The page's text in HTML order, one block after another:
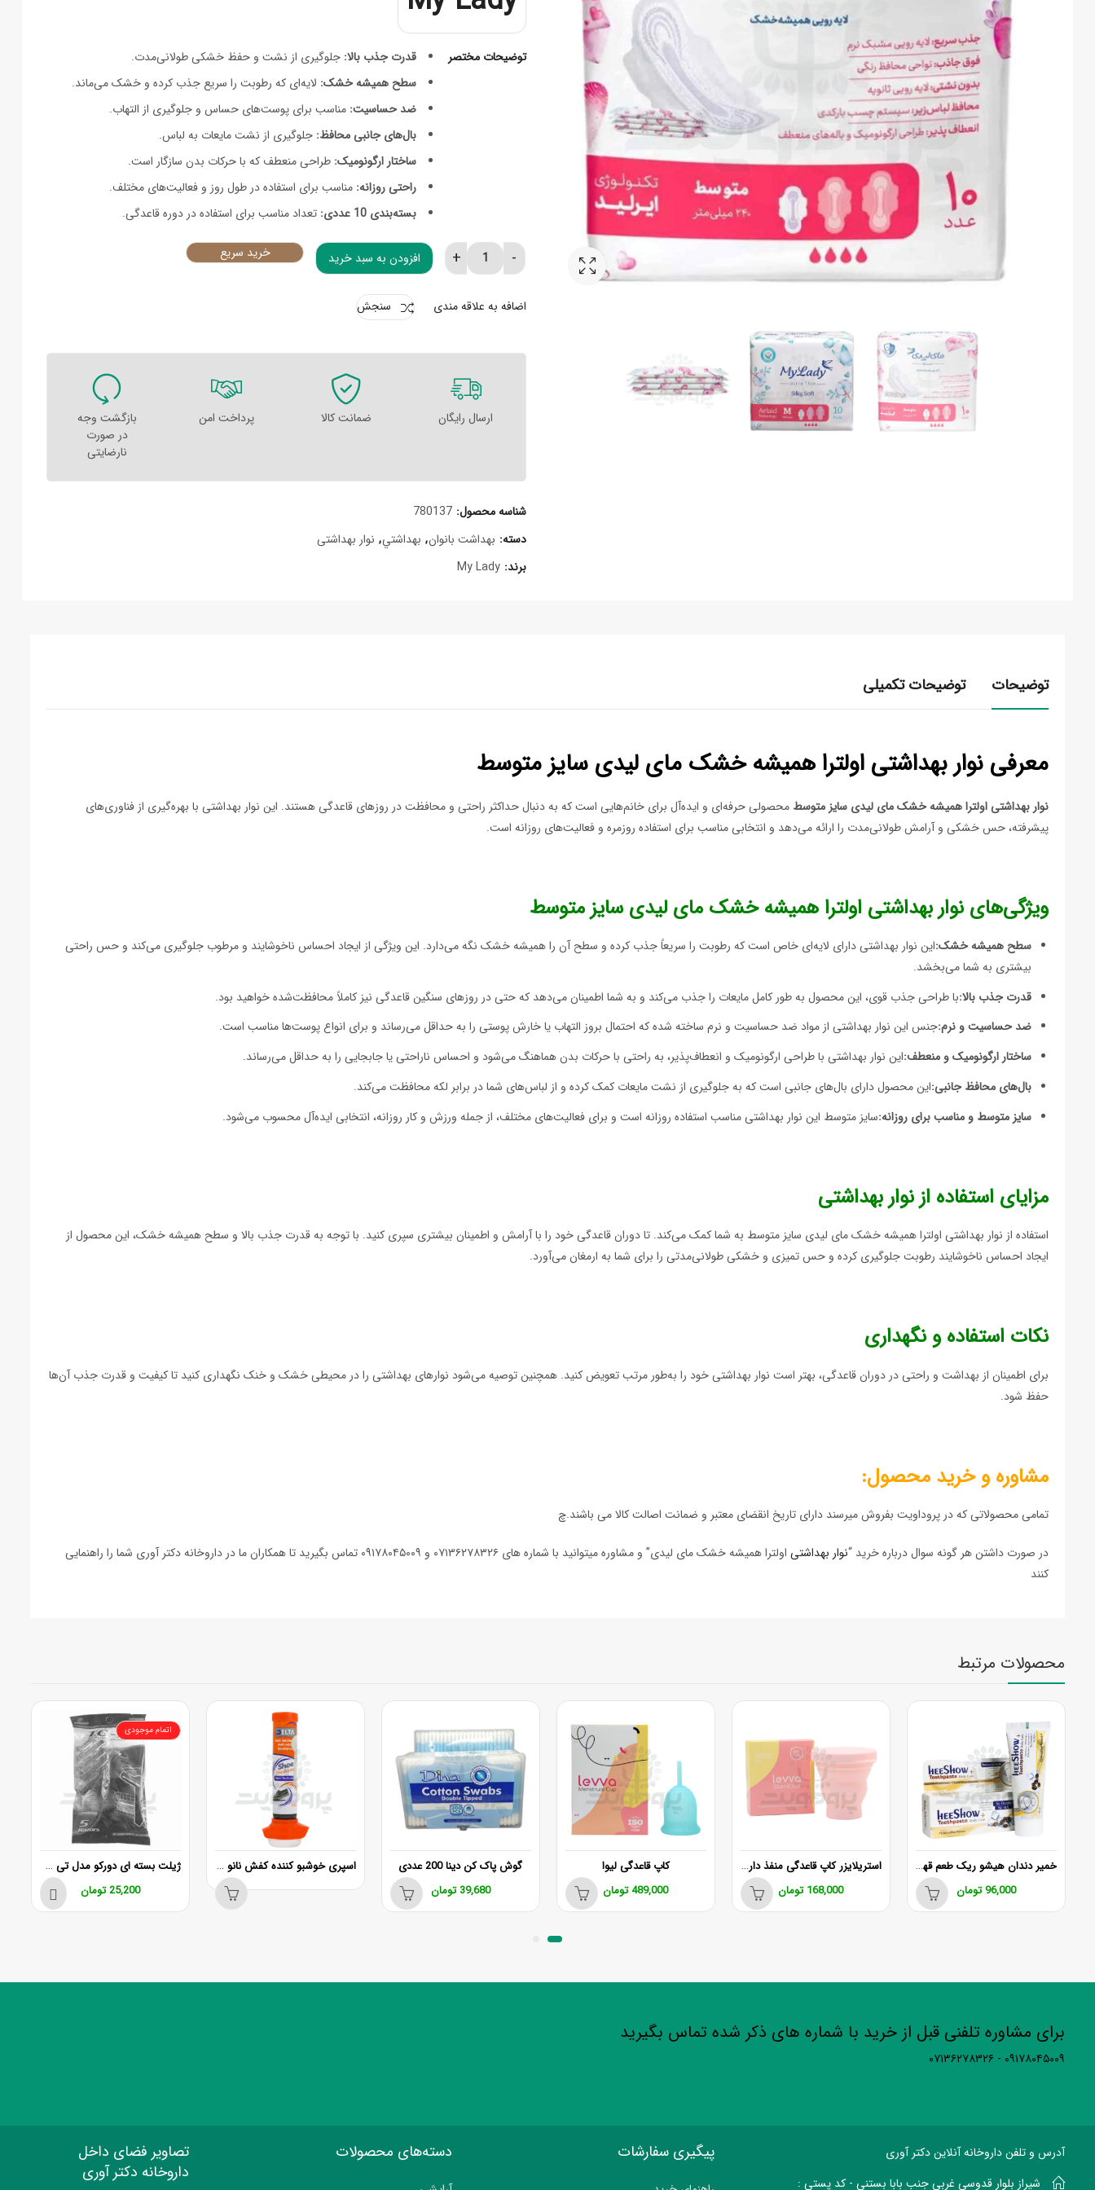
توضیحات مختصر قدرت جذب بالا: جلوگیری از نشت و حفظ خشکی طولانی‌مدت.
سطح همیشه خشک: لایه‌ای که رطوبت را سریع جذب کرده و خشک می‌ماند.
ضد حساسیت: مناسب برای پوست‌های حساس و جلوگیری از التهاب.
بال‌های جانبی محافظ: جلوگیری از نشت مایعات به لباس.
ساختار ارگونومیک: طراحی منعطف که با حرکات بدن سازگار است.
راحتی روزانه: مناسب برای استفاده در طول روز و فعالیت‌های مختلف.
بسته‌بندی 10 عددی:
تعداد مناسب برای استفاده در دوره قاعدگی.
نوار بهداشتی اولترا همیشه خشک مای لیدی سایز متوسط 10 عددی quantity
افزودن به سبد خرید خرید سریع
اضافه به علاقه مندی سنجش
ارسال رایگان ضمانت کالا پرداخت امن
بازگشت وجه
در صورت
نارضایتی
شناسه محصول: 780137
دسته: بهداشت بانوان, بهداشتي, نوار بهداشتی
برند: My Lady
توضیحات توضیحات تکمیلی
معرفی نوار بهداشتی اولترا همیشه خشک مای لیدی سایز متوسط
نوار بهداشتی اولترا همیشه خشک مای لیدی سایز متوسط محصولی حرفه‌ای و ایده‌آل برای خانم‌هایی است که به دنبال حداکثر راحتی و محافظت در روزهای قاعدگی هستند. این نوار بهداشتی با بهره‌گیری از فناوری‌های
پیشرفته، حس خشکی و آرامش طولانی‌مدت را ارائه می‌دهد و انتخابی مناسب برای استفاده روزمره و فعالیت‌های روزانه است.
ویژگی‌های نوار بهداشتی اولترا همیشه خشک مای لیدی سایز متوسط
سطح همیشه خشک:این نوار بهداشتی دارای لایه‌ای خاص است که رطوبت را سریعاً جذب کرده و سطح آن را همیشه خشک نگه می‌دارد. این ویژگی از ایجاد احساس ناخوشایند و مرطوب جلوگیری می‌کند و حس راحتی
بیشتری به شما می‌بخشد.
قدرت جذب بالا:با طراحی جذب قوی، این محصول به طور کامل مایعات را جذب می‌کند و به شما اطمینان می‌دهد که حتی در روزهای سنگین قاعدگی نیز کاملاً محافظت‌شده خواهید بود.
ضد حساسیت و نرم:جنس این نوار بهداشتی از مواد ضد حساسیت و نرم ساخته شده که احتمال بروز التهاب یا خارش پوستی را به حداقل می‌رساند و برای انواع پوست‌ها مناسب است.
ساختار ارگونومیک و منعطف:این نوار بهداشتی با طراحی ارگونومیک و انعطاف‌پذیر، به راحتی با حرکات بدن هماهنگ می‌شود و احساس ناراحتی یا جابجایی را به حداقل می‌رساند.
بال‌های محافظ جانبی:این محصول دارای بال‌های جانبی است که به جلوگیری از نشت مایعات کمک کرده و از لباس‌های شما در برابر لکه محافظت می‌کند.
سایز متوسط و مناسب برای روزانه:سایز متوسط این نوار بهداشتی مناسب استفاده روزانه است و برای فعالیت‌های مختلف، از جمله ورزش و کار روزانه، انتخابی ایده‌آل محسوب می‌شود.
مزایای استفاده از نوار بهداشتی
استفاده از نوار بهداشتی اولترا همیشه خشک مای لیدی سایز متوسط به شما کمک می‌کند. تا دوران قاعدگی خود را با آرامش و اطمینان بیشتری سپری کنید. با توجه به قدرت جذب بالا و سطح همیشه خشک، این محصول از
ایجاد احساس ناخوشایند رطوبت جلوگیری کرده و حس تمیزی و خشکی طولانی‌مدتی را برای شما به ارمغان می‌آورد.
نکات استفاده و نگهداری
برای اطمینان از بهداشت و راحتی در دوران قاعدگی، بهتر است نوار بهداشتی خود را به‌طور مرتب تعویض کنید. همچنین توصیه می‌شود نوارهای بهداشتی را در محیطی خشک و خنک نگهداری کنید تا کیفیت و قدرت جذب آن‌ها
حفظ شود.
مشاوره و خرید محصول:
تمامی محصولاتی که در پروداویت بفروش میرسند دارای تاریخ انقضای معتبر و ضمانت اصالت کالا می باشند.چ
در صورت داشتن هر گونه سوال درباره خرید “نوار بهداشتی
اولترا همیشه خشک مای لیدی” و مشاوره میتوانید با شماره های ۰۷۱۳۶۲۷۸۳۲۶ و ۰۹۱۷۸۰۴۵۰۰۹ تماس بگیرید تا همکاران ما در داروخانه دکتر آوری شما را راهنمایی
کنند
محصولات مرتبط
خمیر دندان هیشو ریک طعم قهوه بدون فلوراید حجم 75 میلی‌لیتر استریلایزر کاپ قاعدگی منفذ دار لیوا
تومان
کاپ قاعدگی لیوا
تومان
گوش پاک کن دینا 200 عددی
اسپری خوشبو کننده کفش نانو دلتا ژیلت بسته ای دورکو مدل تی جی پلاس 5 عدد 2 لبه
ضد تعریق
برای مشاوره تلفنی قبل از خرید با شماره های ذکر شده تماس بگیرید
۰۹۱۷۸۰۴۵۰۰۹ - ۰۷۱۳۶۲۷۸۳۲۶
آدرس و تلفن داروخانه آنلاین دکتر آوری
شیراز بلوار قدوسی غربی جنب بابا بستنی - کد پستی :
پیگیری سفارشات دسته‌های محصولات
تصاویر فضای داخل
داروخانه دکتر آوری